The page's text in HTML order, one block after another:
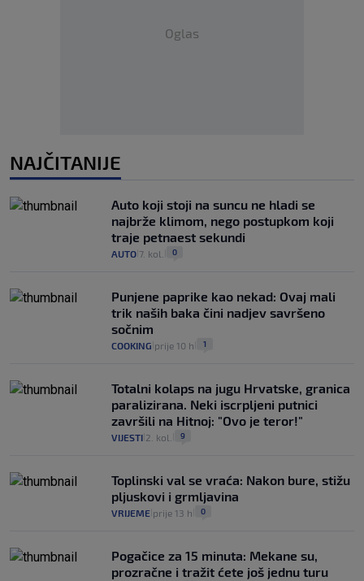
Oglas
NAJČITANIJE
Auto koji stoji na suncu ne hladi se
najbrže klimom, nego postupkom koji
traje petnaest sekundi
AUTO 7. kol. 0
Punjene paprike kao nekad: Ovaj mali
trik naših baka čini nadjev savršeno
sočnim
COOKING prije 10 h 1
Totalni kolaps na jugu Hrvatske, granica
paralizirana. Neki iscrpljeni putnici
završili na Hitnoj: "Ovo je teror!"
VIJESTI 2. kol. 9
Toplinski val se vraća: Nakon bure, stižu
pljuskovi i grmljavina
VRIJEME prije 13 h 0
Pogačice za 15 minuta: Mekane su,
prozračne i tražit ćete još jednu turu